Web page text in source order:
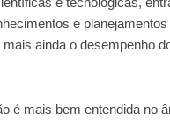
e
ainda o desempenho
é mais bem entendida no